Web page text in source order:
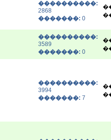
����������:
2868
�������: 0
����������:
3589
�������: 0
����������:
3994
�������: 7